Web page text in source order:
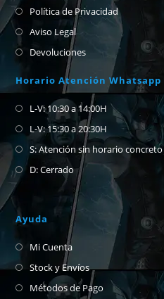
Política de Privacidad
Aviso Legal
Devoluciones
Horario Atención Whatsapp
L-V: 10:30 a 14:00H
L-V: 15:30 a 20:30H
S: Atención sin horario concreto
D: Cerrado
Ayuda
Mi Cuenta
Stock y Envíos
Métodos de Pago